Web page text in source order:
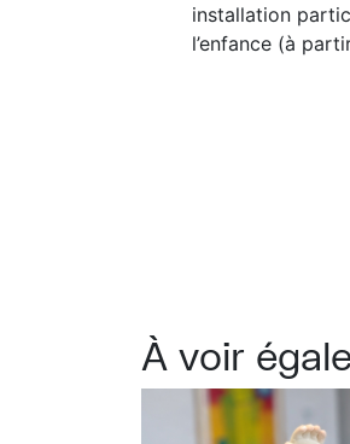
installation
l’enfance (à
À voir